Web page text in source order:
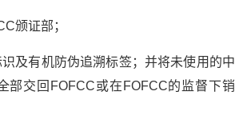
颁证部；
及有机防伪追溯标签；并将未使用的中
部交回FOFCC或在FOFCC的监督下销